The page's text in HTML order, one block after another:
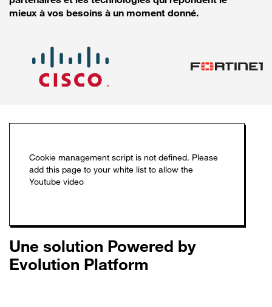
mieux à vos besoins à un moment donné.
Une solution Powered by
Evolution Platform